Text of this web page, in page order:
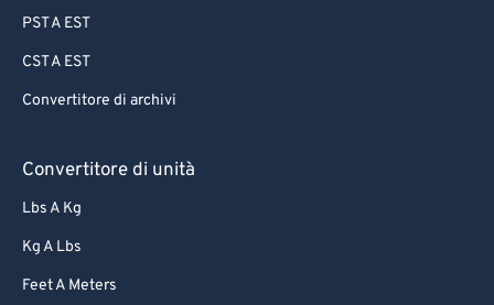
PST A EST
CST A EST
Convertitore di archivi
Convertitore di unità
Lbs A Kg
Kg A Lbs
Feet A Meters